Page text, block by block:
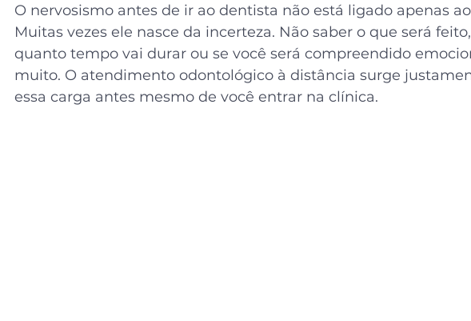
O nervosismo antes de ir ao dentista não está ligado apenas
Muitas vezes ele nasce da incerteza. Não saber o que será
quanto tempo vai durar ou se você será compreendido
muito. O atendimento odontológico à distância surge
essa carga antes mesmo de você entrar na clínica.